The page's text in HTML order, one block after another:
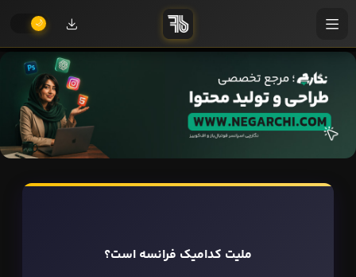
ملیت کدامیک فرانسه است؟